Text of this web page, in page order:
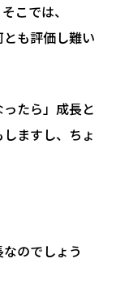
こでは、
も評価し難い
たら」成長と
ますし、ちょ
のでしょう